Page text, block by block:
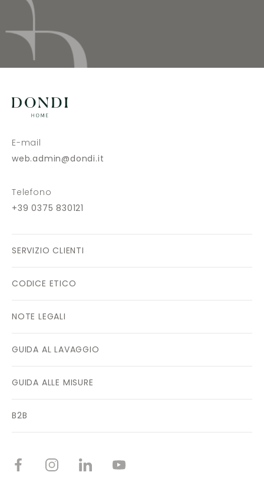
E-mail
web.admin@dondi.it
Telefono
+39 0375 830121
SERVIZIO CLIENTI
CODICE ETICO
NOTE LEGALI
GUIDA AL LAVAGGIO
GUIDA ALLE MISURE
B2B